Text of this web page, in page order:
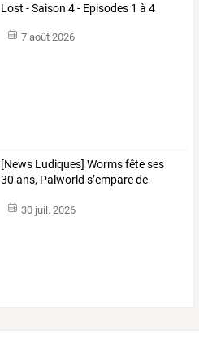
Lost - Saison 4 - Episodes 1 à 4
7 août 2026
[News Ludiques] Wormsfêteses
30 ans, Palworld s’emparede
30 juil. 2026